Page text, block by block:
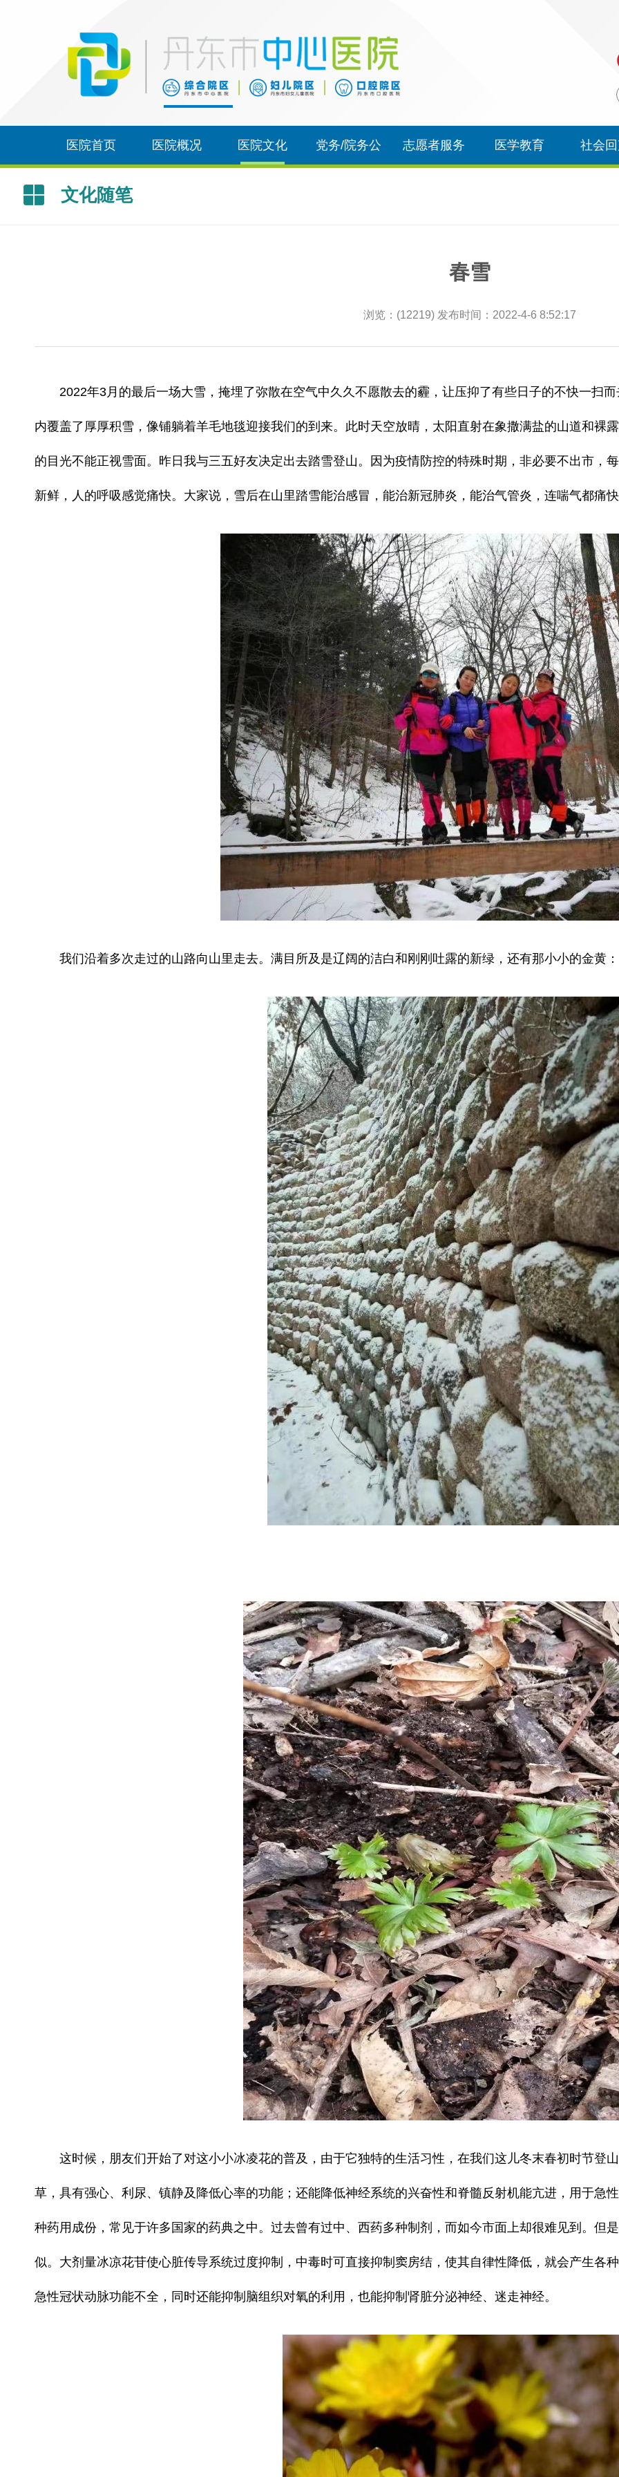
医院首页 医院概况 医院文化 党务/院务公 志愿者服务 医学教育 社会
文化随笔
春雪
浏览：(12219) 发布时间：2022-4-6 8:52:17
2022年3月的最后一场大雪，掩埋了弥散在空气中久久不愿散去的霾，让压抑了有些日子的不快一扫
内覆盖了厚厚积雪，像铺躺着羊毛地毯迎接我们的到来。此时天空放晴，太阳直射在象撒满盐的山道和裸
的目光不能正视雪面。昨日我与三五好友决定出去踏雪登山。因为疫情防控的特殊时期，非必要不出市，
新鲜，人的呼吸感觉痛快。大家说，雪后在山里踏雪能治感冒，能治新冠肺炎，能治气管炎，连喘气都痛快
我们沿着多次走过的山路向山里走去。满目所及是辽阔的洁白和刚刚吐露的新绿，还有那小小的金黄
这时候，朋友们开始了对这小小冰凌花的普及，由于它独特的生活习性，在我们这儿冬末春初时节登
草，具有强心、利尿、镇静及降低心率的功能；还能降低神经系统的兴奋性和脊髓反射机能亢进，用于急
种药用成份，常见于许多国家的药典之中。过去曾有过中、西药多种制剂，而如今市面上却很难见到。但
似。大剂量冰凉花苷使心脏传导系统过度抑制，中毒时可直接抑制窦房结，使其自律性降低，就会产生各
急性冠状动脉功能不全，同时还能抑制脑组织对氧的利用，也能抑制肾脏分泌神经、迷走神经。